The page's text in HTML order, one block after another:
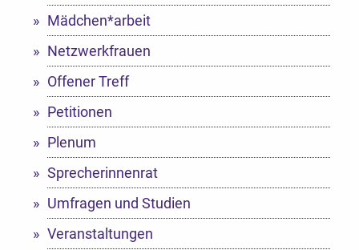
Mädchen*arbeit
Netzwerkfrauen
Offener Treff
Petitionen
Plenum
Sprecherinnenrat
Umfragen und Studien
Veranstaltungen